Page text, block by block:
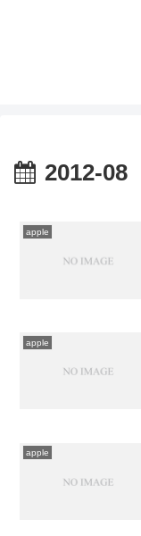
2012-08
apple
apple
apple